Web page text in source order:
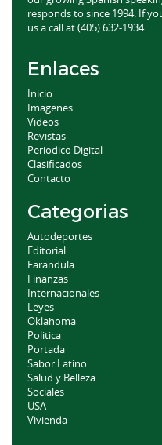
responds to since 1994. If
us a call at (405) 632-1934.
Enlaces
Inicio
Imagenes
Videos
Revistas
Periodico Digital
Clasificados
Contacto
Categorias
Autodeportes
Editorial
Farandula
Finanzas
Internacionales
Leyes
Oklahoma
Politica
Portada
Sabor Latino
Salud y Belleza
Sociales
USA
Vivienda